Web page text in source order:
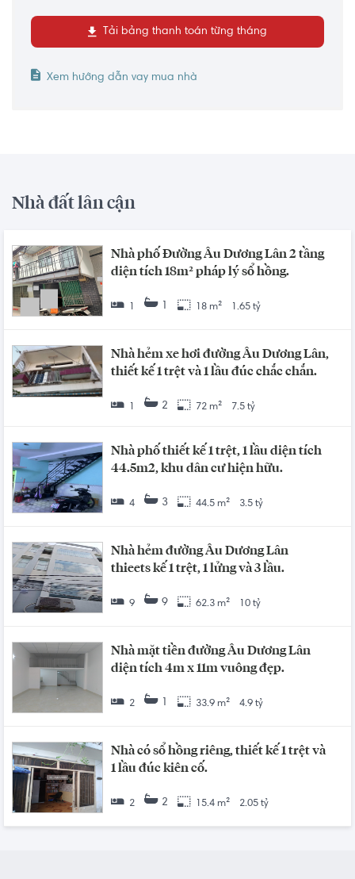
Tải bảng thanh toán từng tháng
Xem hướng dẫn vay mua nhà
Nhà đất lân cận
Nhà phố Đường Âu Dương Lân 2 tầng
diện tích 18m² pháp lý sổ hồng.
1 18 m² 1.65 tỷ
Nhà hẻm xe hơi đường Âu Dương Lân,
thiết kế 1 trệt và 1 lầu đúc chắc chắn.
2 72 m² 7.5 tỷ
Nhà phố thiết kế 1 trệt, 1 lầu diện tích
44.5m2, khu dân cư hiện hữu.
4 3 44.5 m² 3.5 tỷ
Nhà hẻm đường Âu Dương Lân
thieets kế 1 trệt, 1 lửng và 3 lầu.
9 9 62.3 m² 10 tỷ
Nhà mặt tiền đường Âu Dương Lân
diện tích 4m x 11m vuông đẹp.
2 1 33.9 m² 4.9 tỷ
Nhà có sổ hồng riêng, thiết kế 1 trệt và
1 lầu đúc kiên cố.
2 2 15.4 m² 2.05 tỷ